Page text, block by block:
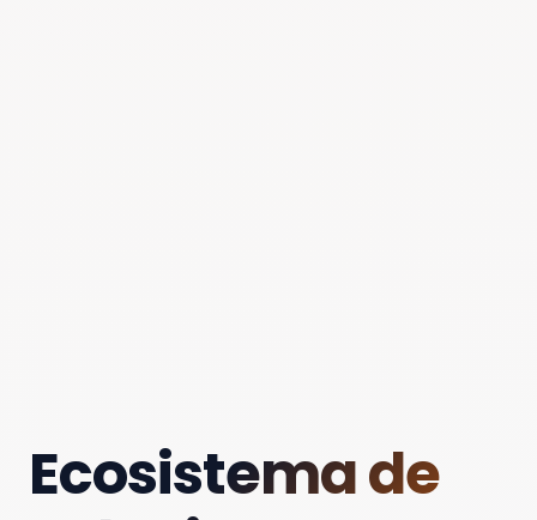
Ecosistema de